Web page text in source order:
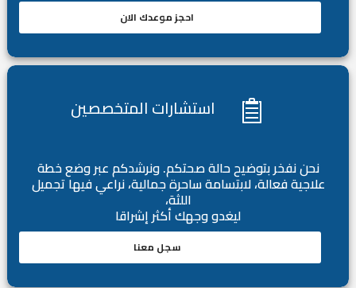
احجز موعدك الان
استشارات المتخصصين
نحن نفخر بتوضيح حالة صحتكم. ونرشدكم عبر وضع خطة
علاجية فعالة، لابتسامة ساحرة جمالية، نراعي فيها تجميل
اللثة،
ليغدو وجهك أكثر إشراقا
سجل معنا